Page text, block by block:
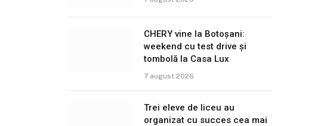
CHERY vine la Botoșani:
weekend cu test drive și
tombolă la Casa Lux
7 august 2026
Trei eleve de liceu au
organizat cu succes cea mai